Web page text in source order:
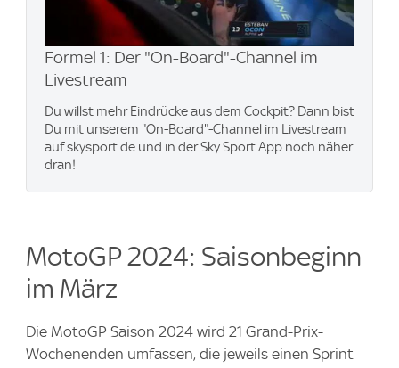
Formel 1: Der "On-Board"-Channel im
Livestream
Du willst mehr Eindrücke aus dem Cockpit? Dann bist
Du mit unserem "On-Board"-Channel im Livestream
auf skysport.de und in der Sky Sport App noch näher
dran!
MotoGP 2024: Saisonbeginn
im März
Die MotoGP Saison 2024 wird 21 Grand-Prix-
Wochenenden umfassen, die jeweils einen Sprint